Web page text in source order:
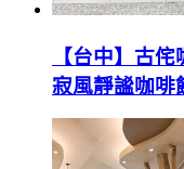
【台中】古
寂風靜謐咖啡